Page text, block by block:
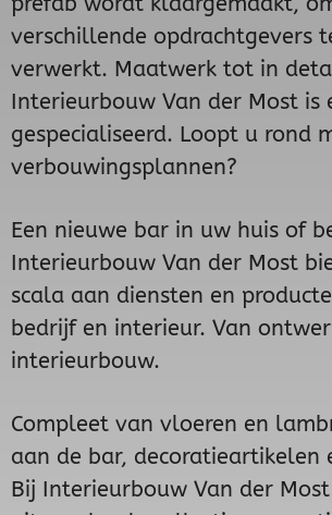
verschillende opdrachtgevers
verwerkt. Maatwerk tot in
Interieurbouw Van der Most is
gespecialiseerd. Loopt u rond
verbouwingsplannen?
Een nieuwe bar in uw huis of
Interieurbouw Van der Most
scala aan diensten en
bedrijf en interieur. Van
interieurbouw.
Compleet van vloeren en
aan de bar, decoratieartikelen
Bij Interieurbouw Van der